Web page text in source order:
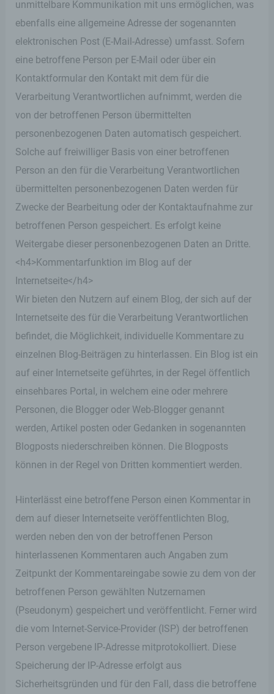
unmittelbare Kommunikation mit uns ermöglichen, was
ebenfalls eine allgemeine Adresse der sogenannten
elektronischen Post (E-Mail-Adresse) umfasst. Sofern
eine betroffene Person per E-Mail oder über ein
Kontaktformular den Kontakt mit dem für die
Verarbeitung Verantwortlichen aufnimmt, werden die
von der betroffenen Person übermittelten
personenbezogenen Daten automatisch gespeichert.
Solche auf freiwilliger Basis von einer betroffenen
Person an den für die Verarbeitung Verantwortlichen
übermittelten personenbezogenen Daten werden für
Zwecke der Bearbeitung oder der Kontaktaufnahme zur
betroffenen Person gespeichert. Es erfolgt keine
Weitergabe dieser personenbezogenen Daten an Dritte.
<h4>Kommentarfunktion im Blog auf der
Internetseite</h4>
Wir bieten den Nutzern auf einem Blog, der sich auf der
Internetseite des für die Verarbeitung Verantwortlichen
befindet, die Möglichkeit, individuelle Kommentare zu
einzelnen Blog-Beiträgen zu hinterlassen. Ein Blog ist ein
auf einer Internetseite geführtes, in der Regel öffentlich
einsehbares Portal, in welchem eine oder mehrere
Personen, die Blogger oder Web-Blogger genannt
werden, Artikel posten oder Gedanken in sogenannten
Blogposts niederschreiben können. Die Blogposts
können in der Regel von Dritten kommentiert werden.
Hinterlässt eine betroffene Person einen Kommentar in
dem auf dieser Internetseite veröffentlichten Blog,
werden neben den von der betroffenen Person
hinterlassenen Kommentaren auch Angaben zum
Zeitpunkt der Kommentareingabe sowie zu dem von der
betroffenen Person gewählten Nutzernamen
(Pseudonym) gespeichert und veröffentlicht. Ferner wird
die vom Internet-Service-Provider (ISP) der betroffenen
Person vergebene IP-Adresse mitprotokolliert. Diese
Speicherung der IP-Adresse erfolgt aus
Sicherheitsgründen und für den Fall, dass die betroffene
des Benutzers optimiert werden. Cookies
ermöglichen uns, wie bereits erwähnt, die
Benutzer unserer Internetseite wiederzuerkennen.
Zweck dieser Wiedererkennung ist es, den
Nutzern die Verwendung unserer Internetseite zu
erleichtern. Der Benutzer einer Internetseite, die
Cookies verwendet, muss beispielsweise nicht bei
jedem Besuch der Internetseite erneut seine
Zugangsdaten eingeben, weil dies von der
Internetseite und dem auf dem Computersystem
des Benutzers abgelegten Cookie übernommen
wird. Ein weiteres Beispiel ist das Cookie eines
Warenkorbes im Online-Shop. Der Online-Shop
merkt sich die Artikel, die ein Kunde in den
virtuellen Warenkorb gelegt hat, über ein Cookie.
Die betroffene Person kann die Setzung von
Cookies durch unsere Internetseite jederzeit
mittels einer entsprechenden Einstellung des
genutzten Internetbrowsers verhindern und damit
der Setzung von Cookies dauerhaft
widersprechen. Ferner können bereits gesetzte
Cookies jederzeit über einen Internetbrowser oder
andere Softwareprogramme gelöscht werden. Dies
ist in allen gängigen Internetbrowsern möglich.
Deaktiviert die betroffene Person die Setzung von
Cookies in dem genutzten Internetbrowser, sind
unter Umständen nicht alle Funktionen unserer
Internetseite vollumfänglich nutzbar.
Informationen
Die Internetseite erfasst mit jedem Aufruf der
Internetseite durch eine betroffene Person oder ein
automatisiertes System eine Reihe von
allgemeinen Daten und Informationen. Diese
allgemeinen Daten und Informationen werden in
werden können die (1) verwendeten Browsertypen
und Versionen, (2) das vom zugreifenden System
verwendete Betriebssystem, (3) die Internetseite,
von welcher ein zugreifendes System auf unsere
Internetseite gelangt (sogenannte Referrer), (4) die
Unterwebseiten, welche über ein zugreifendes
werden, (5) das Datum und die Uhrzeit eines
Zugriffs auf die Internetseite, (6) eine Internet-
Protokoll-Adresse (IP-Adresse), (7) der Internet-
Service-Provider des zugreifenden Systems und
(8) sonstige ähnliche Daten und Informationen, die
der Gefahrenabwehr im Falle von Angriffen auf
unsere informationstechnologischen Systeme
Bei der Nutzung dieser allgemeinen Daten und